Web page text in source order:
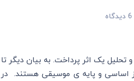
6 دیدگاه
تحلیل یک اثر پرداخت. به بیان دیگر تا
اساسی و پایه ی موسیقی هستند. در